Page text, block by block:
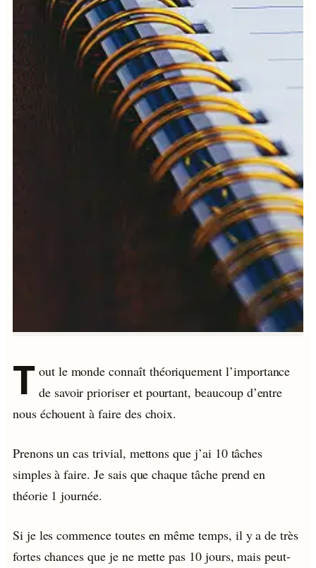
T out le monde connaît théoriquement l’importance
de savoir prioriser et pourtant, beaucoup d’entre
nous échouent à faire des choix.
Prenons un cas trivial, mettons que j’ai 10 tâches
simples à faire. Je sais que chaque tâche prend en
théorie 1 journée.
Si je les commence toutes en même temps, il y a de très
fortes chances que je ne mette pas 10 jours, mais peut-